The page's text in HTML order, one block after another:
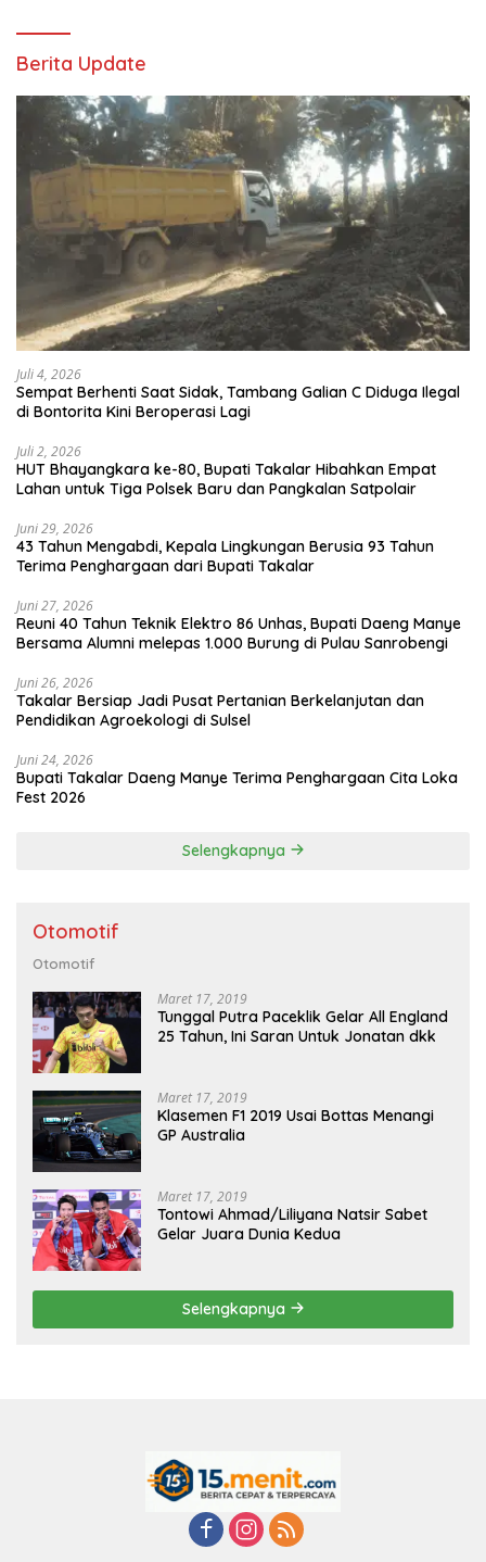
Berita Update
Juli 4, 2026
Sempat Berhenti Saat Sidak, Tambang Galian C Diduga Ilegal
di Bontorita Kini Beroperasi Lagi
Juli 2, 2026
HUT Bhayangkara ke-80, Bupati Takalar Hibahkan Empat
Lahan untuk Tiga Polsek Baru dan Pangkalan Satpolair
Juni 29, 2026
43 Tahun Mengabdi, Kepala Lingkungan Berusia 93 Tahun
Terima Penghargaan dari Bupati Takalar
Juni 27, 2026
Reuni 40 Tahun Teknik Elektro 86 Unhas, Bupati Daeng Manye
Bersama Alumni melepas 1.000 Burung di Pulau Sanrobengi
Juni 26, 2026
Takalar Bersiap Jadi Pusat Pertanian Berkelanjutan dan
Pendidikan Agroekologi di Sulsel
Juni 24, 2026
Bupati Takalar Daeng Manye Terima Penghargaan Cita Loka
Fest 2026
Selengkapnya
Otomotif
Otomotif
Maret 17, 2019
Tunggal Putra Paceklik Gelar All England
25 Tahun, Ini Saran Untuk Jonatan dkk
Maret 17, 2019
Klasemen F1 2019 Usai Bottas Menangi
GP Australia
Maret 17, 2019
Tontowi Ahmad/Liliyana Natsir Sabet
Gelar Juara Dunia Kedua
Selengkapnya